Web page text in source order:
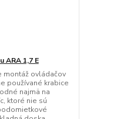
1,7 E
montáž ovládačov
používané krabice
najmä na
ktoré nie sú